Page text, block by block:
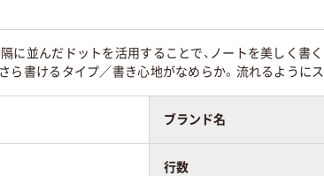
に並んだドットを活用することで、ノートを美しく書
ら書けるタイプ／書き心地がなめらか。流れるように
ブランド名
行数